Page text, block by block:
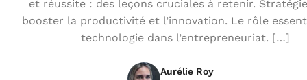
et réussite : des leçons cruciales à retenir.
booster la productivité et l’innovation. Le rôle
technologie dans l’entrepreneuriat. […]
Aurélie Roy